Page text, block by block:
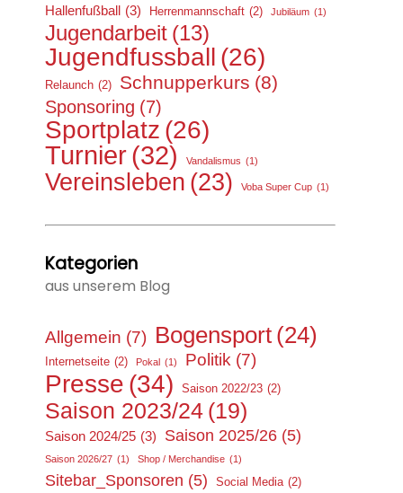
Hallenfußball (3) Herrenmannschaft (2) Jubiläum (1)
Jugendarbeit (13)
Jugendfussball (26)
Relaunch (2) Schnupperkurs (8)
Sponsoring (7)
Sportplatz (26)
Turnier(32) Vandalismus (1)
Vereinsleben (23) Voba Super Cup (1)
Kategorien
aus unserem Blog
Allgemein (7) Bogensport (24)
Internetseite (2) Pokal (1) Politik (7)
Presse (34) Saison 2022/23 (2)
Saison 2023/24 (19)
Saison 2024/25 (3) Saison 2025/26 (5)
Saison 2026/27 (1) Shop / Merchandise (1)
Sitebar_Sponsoren (5) Social Media (2)